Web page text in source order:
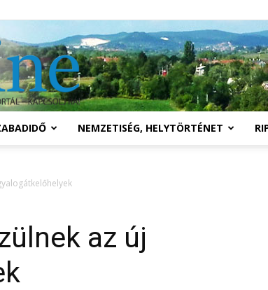
Solymár
NEMZETISÉG, HELYTÖRTÉNET
az új